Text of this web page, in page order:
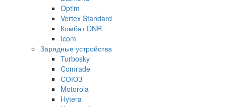
Optim
Vertex Standard
Комбат DNR
Icom
Зарядные устройства
Turbosky
Comrade
СОЮЗ
Motorola
Hytera